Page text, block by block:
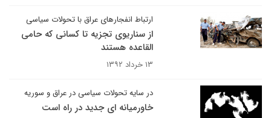
ارتباط انفجارهای عراق با تحولات سیاسی
از سناریوی تجزیه تا کسانی که حامی
القاعده هستند
۱۳ خرداد ۱۳۹۲
در سایه تحولات سیاسی در عراق و سوریه
خاورمیانه ای جدید در راه است